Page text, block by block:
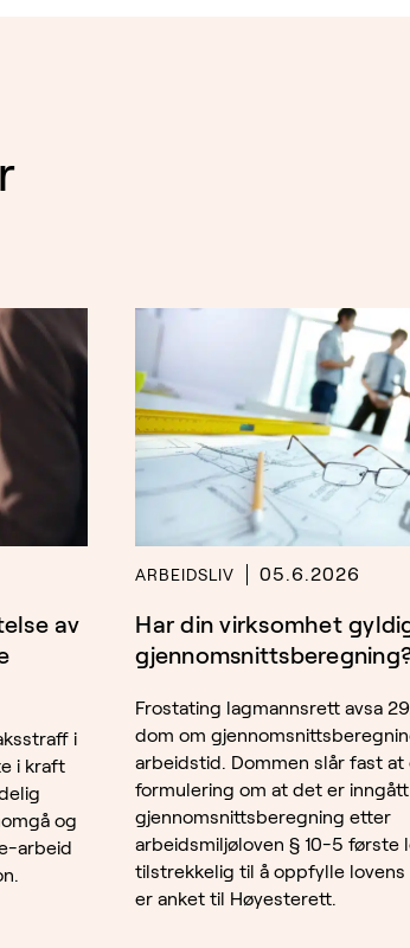
av
i
i kraft
og
arbeid
ARBEIDSLIV 05.6.2026
Har din virksomhet
Frostating lagmannsrett avsa
dom om
arbeidstid. Dommen slår fast at
formulering om at det er
gjennomsnittsberegning etter
arbeidsmiljøloven § 10-5 første
tilstrekkelig til å oppfylle lovens
er anket til Høyesterett.